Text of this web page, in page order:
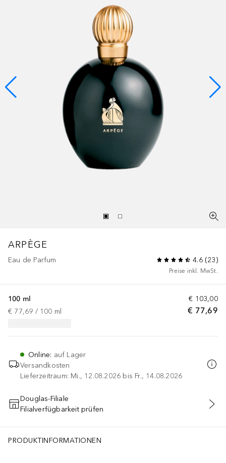
ARPÈGE
Eau de Parfum 4.6(23)
Preise inkl. MwSt.
€ 103,00
€ 77,69
100 ml
€ 77,69 / 100 ml
Online: auf Lager
Versandkosten
Lieferzeitraum: Mi., 12.08.2026 bis Fr., 14.08.2026
IN DEN WARENKORB
Douglas-Filiale
Filialverfügbarkeit prüfen
PRODUKTINFORMATIONEN